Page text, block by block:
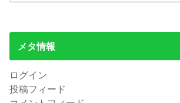
メタ情報
ログイン
投稿フィード